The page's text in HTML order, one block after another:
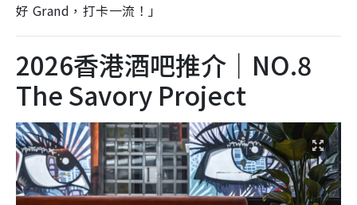
好 Grand，打卡一流！」
2026香港酒吧推介｜NO.8
The Savory Project